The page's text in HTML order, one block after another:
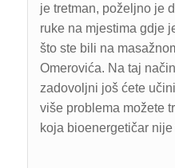
je tretman, poželjno je
ruke na mjestima gdje
što ste bili na
Omerovića. Na taj
zadovoljni još ćete
više problema možete
koja bioenergetičar nije